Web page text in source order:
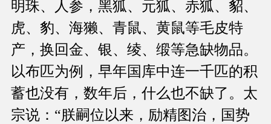
明珠、人参，黑狐、元狐、赤狐、貂、
虎、豹、海獭、青鼠、黄鼠等毛皮特
产，换回金、银、绫、缎等急缺物品。
以布匹为例，早年国库中连一千匹的积
蓄也没有，数年后，什么也不缺了。太
宗说：“朕嗣位以来，励精图治，国势